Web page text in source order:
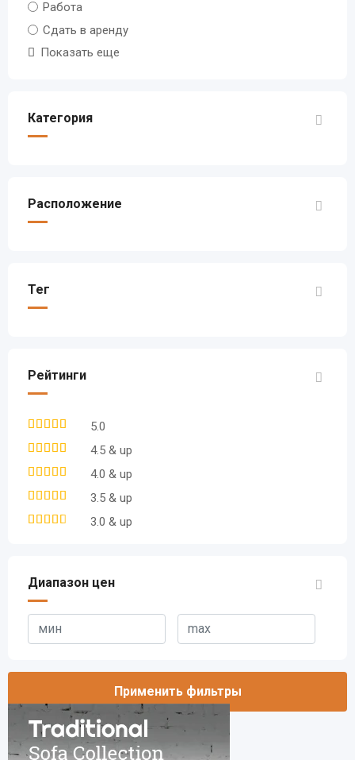
Работа
Сдать в аренду
Показать еще
Категория
Расположение
Тег
Рейтинги
5.0
4.5 & up
4.0 & up
3.5 & up
3.0 & up
Диапазон цен
Применить фильтры